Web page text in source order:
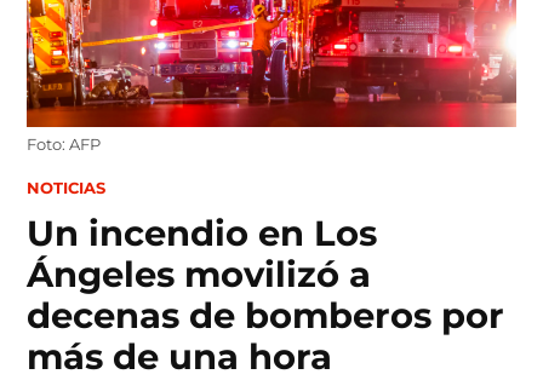
Foto: AFP
POSTED
NOTICIAS
Un incendio en Los
Ángeles movilizó a
decenas de bomberos por
más de una hora